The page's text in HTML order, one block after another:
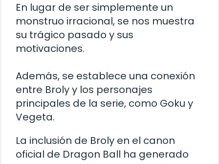
En lugar de ser simplemente un
monstruo irracional, se nos muestra
su trágico pasado y sus
motivaciones.
Además, se establece una conexión
entre Broly y los personajes
principales de la serie, como Goku y
Vegeta.
La inclusión de Broly en el canon
oficial de Dragon Ball ha generado